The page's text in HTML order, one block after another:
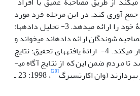
جمع آوری کند. در این مرحله فرد مورد
بررسی، توصیفی از تجربۀ خود را ارائه می­دهد. 3- تحلیل داده­ها:
شوندگان ارائه داده­اند می­خواند و
معنای تجربۀ آن­ها را آشکار می­کند. 4- ارائۀ یافته­های تحقیق: نتایج
تا مردم ضمن این‌که از نتایج آگاه می­
(وان اِکارتسبرگ[20]
، 1998: 23 ـ